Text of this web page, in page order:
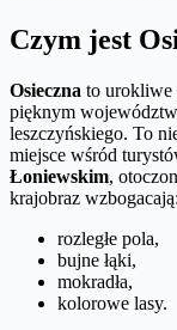
Czym jest
Osieczna to urokliwe
pięknym
leszczyńskiego. To
miejsce wśród
Łoniewskim,
krajobraz wzbogacają:
rozległe pola,
bujne łąki,
mokradła,
kolorowe lasy.